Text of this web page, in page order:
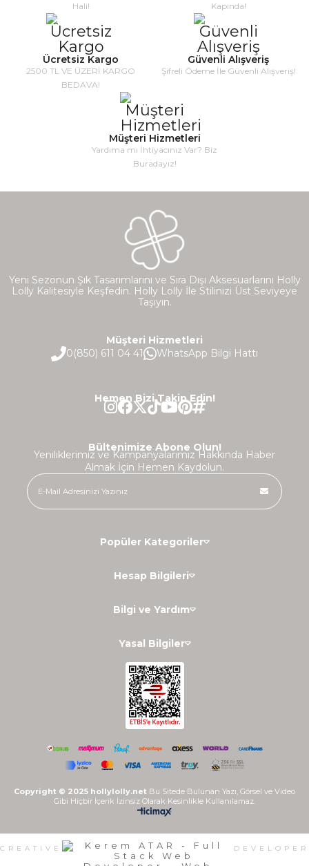
Hali!
Kapında!
Ücretsiz Kargo
2500 TL VE ÜZERİ KARGO
BEDAVA!
Güvenli Alışveriş
Şifreli Ödeme İle Güvenli Alışveriş!
Müşteri Hizmetleri
Yardıma mı İhtiyacınız Var? Biz
Buradayız!
Yeni Sezonun Şık Tasarımlarını ve Sıra Dışı Aksesuarlarını Holly
Lolly Kalitesiyle Keşfedin. Holly Lolly İle Stilinizi Üst Seviyeye
Taşıyın.
Müşteri Hizmetleri
0(850) 611 04 41
WhatsApp Bilgi Hattı
Hemen Bizi Takip Edin!
Bültenimize Abone Olun!
Yeniliklerimiz ve Kampanyalarımız Hakkında Haber
Almak İçin Hemen Kaydolun.
Popüler Kategoriler
Hesap Bilgileri
Bilgi ve Yardım
Yasal Bilgiler
Copyright © 2025 hollylolly.net Bu Sitede Bulunan Yazı, Görsel ve Video
Gibi Hiçbir İçerik İzinsiz Olarak Kesinlikle Kullanılamaz.
CREATIVE DEVELOPER